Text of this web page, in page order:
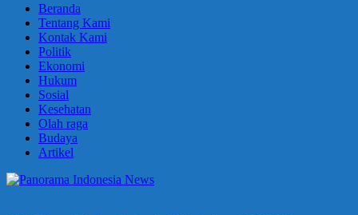
Beranda
Tentang Kami
Kontak Kami
Politik
Ekonomi
Hukum
Sosial
Kesehatan
Olah raga
Budaya
Artikel